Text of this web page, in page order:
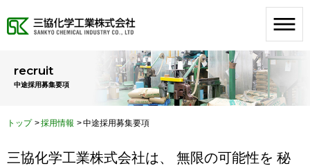
recruit
中途採用募集要項
トップ 採用情報 中途採用募集要項
三協化学工業株式会社は、 無限の可能性を 秘